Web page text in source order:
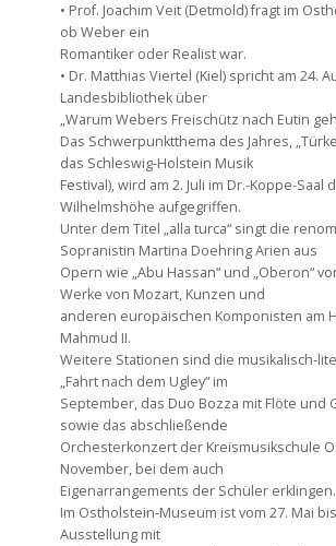
• Prof. Joachim Veit (Detmold) fragt im
ob Weber ein
Romantiker oder Realist war.
• Dr. Matthias Viertel (Kiel) spricht am 24.
Landesbibliothek über
„Warum Webers Freischütz nach Eutin
Das Schwerpunktthema des Jahres,
das Schleswig-Holstein Musik
Festival), wird am 2. Juli im Dr.-Koppe-Saal
Wilhelmshöhe aufgegriffen.
Unter dem Titel „alla turca“ singt die
Sopranistin Martina Doehring Arien aus
Opern wie „Abu Hassan“ und „Oberon“
Werke von Mozart, Kunzen und
anderen europäischen Komponisten am
Mahmud II.
Weitere Stationen sind die musikalisch-
„Fahrt nach dem Ugley“ im
September, das Duo Bozza mit Flöte und
sowie das abschließende
Orchesterkonzert der Kreismusikschule
November, bei dem auch
Eigenarrangements der Schüler erklingen.
Im Ostholstein-Museum ist vom 27. Mai
Ausstellung mit